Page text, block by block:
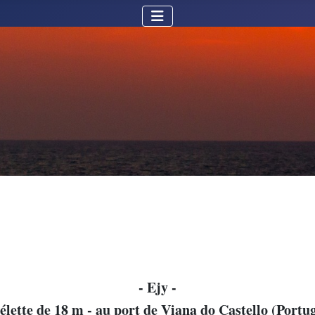
- Ejy -
de 18 m - au port de Viana do Castello